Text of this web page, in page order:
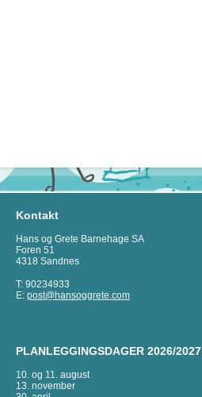
Kontakt
Hans og Grete Barnehage SA
Foren 51
4318 Sandnes
T: 90234933
E: post@hansoggrete.com
PLANLEGGINGSDAGER 2026/2027
10. og 11. august
13. november